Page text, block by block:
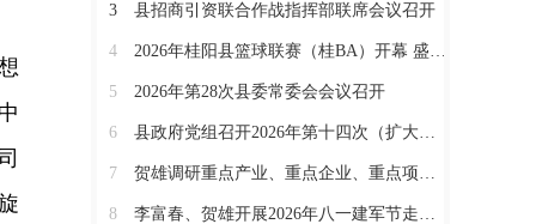
3 县招商引资联合作战指挥部联席会议召开
4 2026年桂阳县篮球联赛（桂BA）开幕 盛夏赛事燃动体育热情
5 2026年第28次县委常委会会议召开
6 县政府党组召开2026年第十四次（扩大）会议
7 贺雄调研重点产业、重点企业、重点项目暨督导消防安全隐患整改工作
8 李富春、贺雄开展2026年八一建军节走访慰问活动